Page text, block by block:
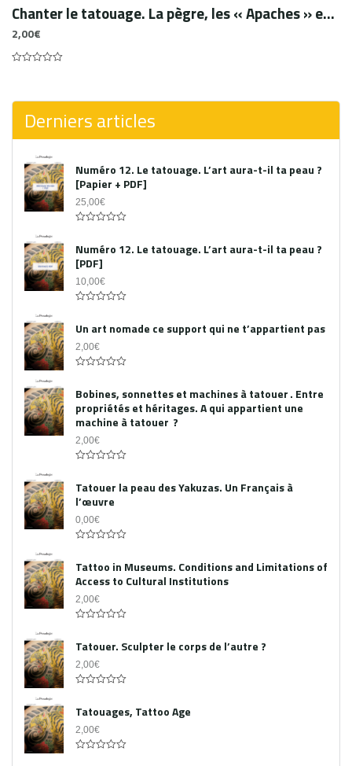
Chanter le tatouage. La pègre, les « Apaches » et la chanson réaliste
2,00€
5
Derniers articles
Numéro 12. Le tatouage. L’art aura-t-il ta peau ?
[Papier + PDF]
25,00€
out
of
5
Numéro 12. Le tatouage. L’art aura-t-il ta peau ?
[PDF]
10,00€
out
of
5
Un art nomade ce support qui ne t’appartient pas
2,00€
out
of
5
Bobines, sonnettes et machines à tatouer . Entre
propriétés et héritages. A qui appartient une
machine à tatouer ?
2,00€
out
of
5
Tatouer la peau des Yakuzas. Un Français à
l’œuvre
0,00€
out
of
5
Tattoo in Museums. Conditions and Limitations of
Access to Cultural Institutions
2,00€
out
of
5
Tatouer. Sculpter le corps de l’autre ?
2,00€
out
of
5
Tatouages, Tattoo Age
2,00€